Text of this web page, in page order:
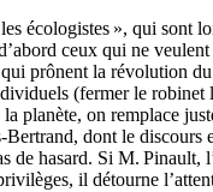
écologistes », qui sont
ceux qui ne
prônent la révolution
(fermer le
planète, on remplace
Bertrand, dont le
de hasard. Si M.
il détourne